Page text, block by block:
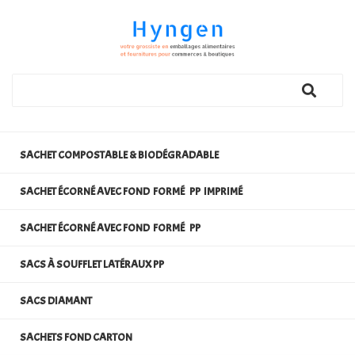
SACHET COMPOSTABLE & BIODÉGRADABLE
SACHET ÉCORNÉ AVEC FOND FORMÉ PP IMPRIMÉ
SACHET ÉCORNÉ AVEC FOND FORMÉ PP
SACS À SOUFFLET LATÉRAUX PP
SACS DIAMANT
SACHETS FOND CARTON